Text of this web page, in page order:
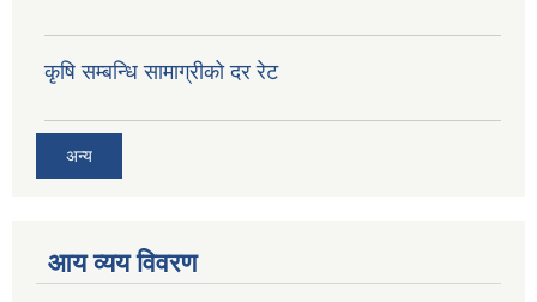
कृषि सम्बन्धि सामाग्रीको दर रेट
अन्य
आय व्यय विवरण